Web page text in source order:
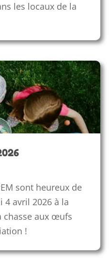
les locaux de la
sont heureux de
4 avril 2026 à la
chasse aux œufs
!